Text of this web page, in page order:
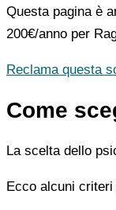
Questa pagina è
200€/anno per
Reclama questa
Come
La scelta dello
Ecco alcuni